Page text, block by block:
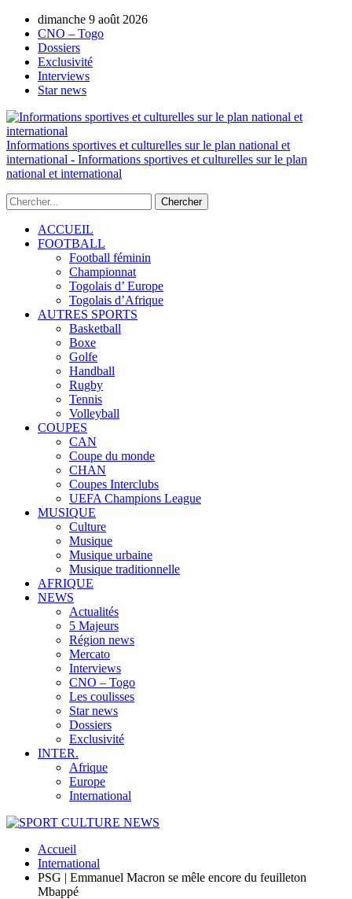
dimanche 9 août 2026
CNO – Togo
Dossiers
Exclusivité
Interviews
Star news
Informations sportives et culturelles sur le plan national et
international - Informations sportives et culturelles sur le plan
national et international
ACCUEIL
FOOTBALL
Football féminin
Championnat
Togolais d’ Europe
Togolais d’Afrique
AUTRES SPORTS
Basketball
Boxe
Golfe
Handball
Rugby
Tennis
Volleyball
COUPES
CAN
Coupe du monde
CHAN
Coupes Interclubs
UEFA Champions League
MUSIQUE
Culture
Musique
Musique urbaine
Musique traditionnelle
AFRIQUE
NEWS
Actualités
5 Majeurs
Région news
Mercato
Interviews
CNO – Togo
Les coulisses
Star news
Dossiers
Exclusivité
INTER.
Afrique
Europe
International
Accueil
International
PSG | Emmanuel Macron se mêle encore du feuilleton
Mbappé
AUTORISATION DE LA HAAC N°0134/